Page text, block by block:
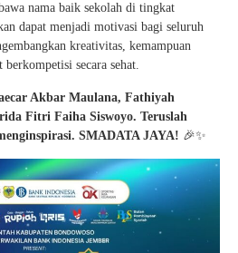
nama baik sekolah di tingkat
dapat menjadi motivasi bagi seluruh
kreativitas, kemampuan
secara sehat.
Akbar Maulana, Fathiyah
Fitri Faiha Siswoyo. Teruslah
SMADATA JAYA! 🎉✨